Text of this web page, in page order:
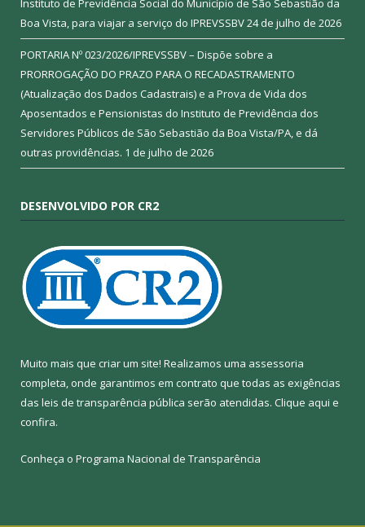
Instituto de Previdência Social do Município de São Sebastião da
Boa Vista, para viajar a serviço do IPREVSSBV24 de julho de 2026
PORTARIA Nº 023/2026/IPREVSSBV – Dispõe sobre a
PRORROGAÇÃO DO PRAZO PARA O RECADASTRAMENTO
(Atualização dos Dados Cadastrais) e a Prova de Vida dos
Aposentados e Pensionistas do Instituto de Previdência dos
Servidores Públicos de São Sebastião da Boa Vista/PA, e dá
outras providências. 1 de julho de 2026
DESENVOLVIDO POR CR2
Muito mais que criar um site! Realizamos uma assessoria
completa, onde garantimos em contrato que todas as exigências
das leis de transparência pública serão atendidas. Clique aqui e
confira.
Conheça o Programa Nacional de Transparência